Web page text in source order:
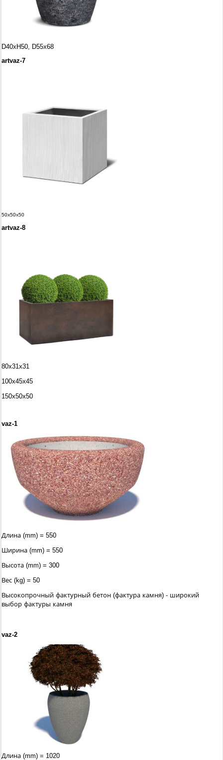
D40хH50, D55х68
artvaz-7
50х50х50
artvaz-8
80х31х31
100х45х45
150х50х50
vaz-1
Длина (mm) = 550
Ширина (mm) = 550
Высота (mm) = 300
Вес (kg) = 50
Высокопрочный фактурный бетон (фактура камня) - широкий
выбор фактуры камня
vaz-2
Длина (mm) = 1020